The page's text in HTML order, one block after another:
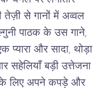
तेज़ी से गानों में अव्वल
पाठक के उस गाने,
प्यारा और सादा, थोड़ा
सहेलियाँ बड़ी उत्तेजना
के लिए अपने कपड़े और